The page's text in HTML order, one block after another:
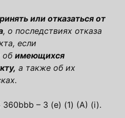
или отказаться от
, о последствиях отказа
если
об имеющихся
а также об их
– 3 (e) (1) (A) (i).